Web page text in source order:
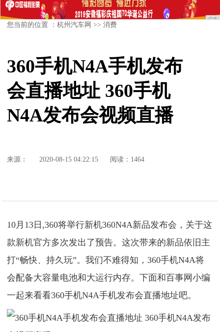
广告
您当前的位置 ：杭州汽车网 >>消费
360手机N4A手机发布
会直播地址 360手机
N4A发布会视频直播
来源： 2020-08-15 04:22:15 阅读：1464
10月13日,360将举行新机360N4A新品发布会，关于这
款新机官方多次发出了预告。这次带来的新品依旧主
打“畅快、持久玩”。我们不难得知，360手机N4A将
会配备大容量电池和大运行内存。下面和百事网小编
一起来看看360手机N4A手机发布会直播地址吧。